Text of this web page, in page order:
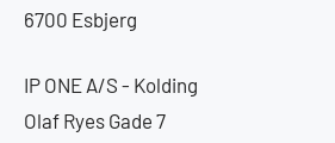
6700 Esbjerg
IP ONE A/S - Kolding
Olaf Ryes Gade 7